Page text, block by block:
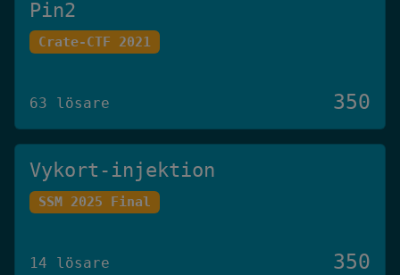
Pin2
Crate-CTF 2021
63 lösare 350
Vykort-injektion
SSM 2025 Final
14 lösare 350